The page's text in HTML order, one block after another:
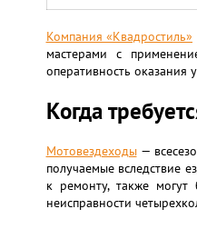
Компания «Квадростиль»
мастерами с
оперативность оказания
Когда
Мотовездеходы—
получаемые вследствие
к ремонту, также могут
неисправности